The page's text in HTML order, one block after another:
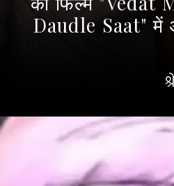
Daudle Saat" में